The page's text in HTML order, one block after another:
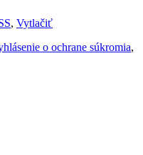
, Vytlačiť
o ochrane súkromia,